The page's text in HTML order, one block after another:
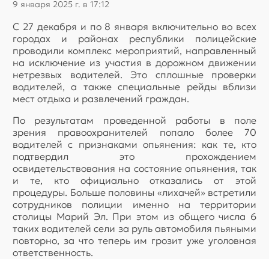
9 января 2025 г. в 17:12
С 27 декабря и по 8 января включительно во всех
городах и районах республики полицейские
проводили комплекс мероприятий, направленный
на исключение из участия в дорожном движении
нетрезвых водителей. Это сплошные проверки
водителей, а также специальные рейды вблизи
мест отдыха и развлечений граждан.
По результатам проведенной работы в поле
зрения правоохранителей попало более 70
водителей с признаками опьянения: как те, кто
подтвердил это прохождением
освидетельствования на состояние опьянения, так
и те, кто официально отказались от этой
процедуры. Больше половины «лихачей» встретили
сотрудников полиции именно на территории
столицы Марий Эл. При этом из общего числа 6
таких водителей сели за руль автомобиля пьяными
повторно, за что теперь им грозит уже уголовная
ответственность.